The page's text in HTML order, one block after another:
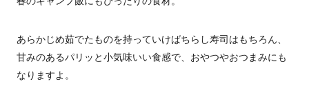
あらかじめ茹でたものを持っていけばちらし寿司はもちろん、
甘みのあるパリッと小気味いい食感で、おやつやおつまみにも
なりますよ。